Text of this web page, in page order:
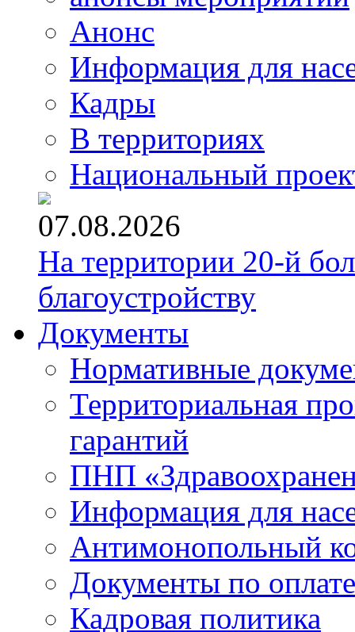
Анонс
Информация для
Кадры
В территориях
Национальный
07.08.2026
На территории 20-й
благоустройству
Документы
Нормативные
Территориальная
гарантий
ПНП
Информация для
Антимонопольный
Документы по
Кадровая политика